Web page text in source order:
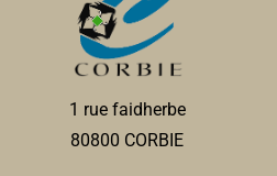
1 rue faidherbe
80800 CORBIE